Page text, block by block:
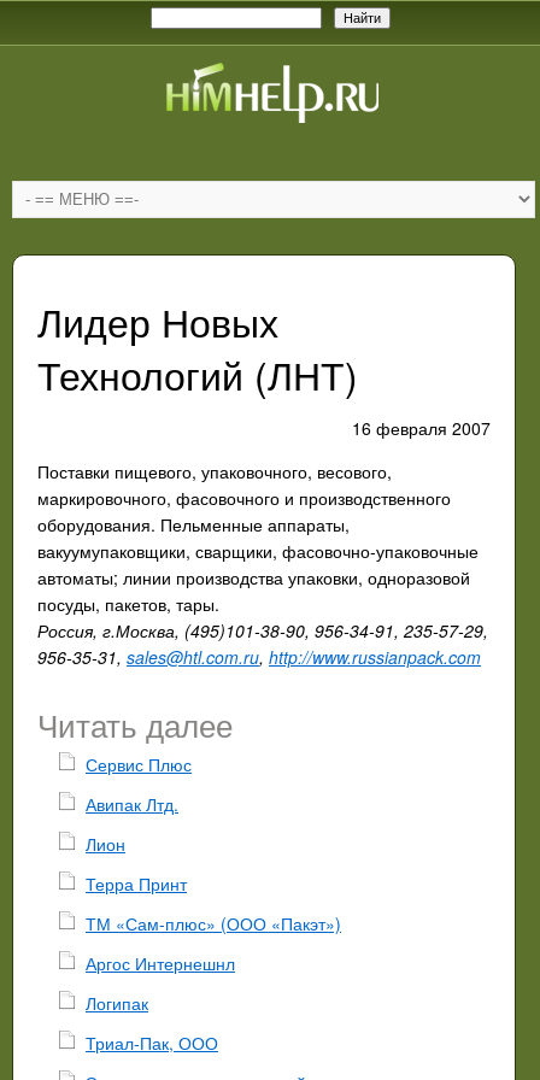
Лидер Новых
Технологий (ЛНТ)
16 февраля 2007
Поставки пищевого, упаковочного, весового,
маркировочного, фасовочного и производственного
оборудования. Пельменные аппараты,
вакуумупаковщики, сварщики, фасовочно-упаковочные
автоматы; линии производства упаковки, одноразовой
посуды, пакетов, тары.
Россия, г.Москва, (495)101-38-90, 956-34-91, 235-57-29,
956-35-31, sales@htl.com.ru, http://www.russianpack.com
Читать далее
Сервис Плюс
Авипак Лтд.
Лион
Терра Принт
ТМ «Сам-плюс» (ООО «Пакэт»)
Аргос Интернешнл
Логипак
Триал-Пак, ООО